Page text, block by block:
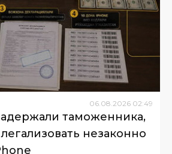
06 08 2026 02:49
таможенника,
незаконно